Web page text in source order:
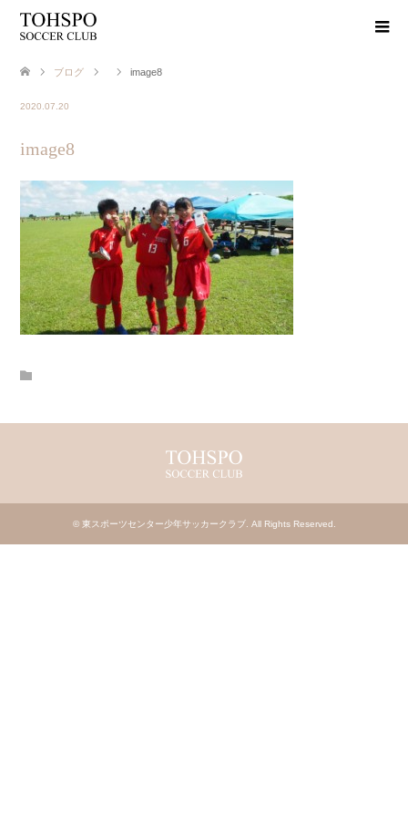
ブログ image8
2020.07.20
image8
© 東スポーツセンター少年サッカークラブ. All Rights Reserved.